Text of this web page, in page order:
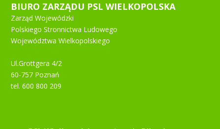
BIURO ZARZĄDU PSL WIELKOPOLSKA
Zarząd Wojewódzki
Polskiego Stronnictwa Ludowego
Województwa Wielkopolskiego
Ul.Grottgera 4/2
60-757 Poznań
tel. 600 800 209